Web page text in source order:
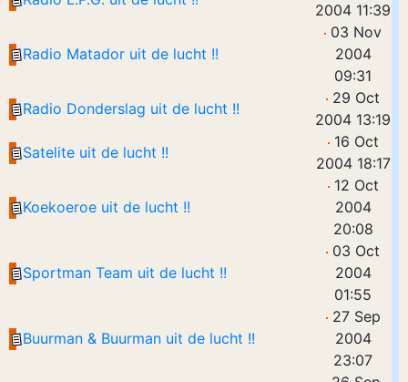
2004 11:39
Radio Matador uit de lucht !!
03 Nov
2004
09:31
Radio Donderslag uit de lucht !!
29 Oct
2004 13:19
Satelite uit de lucht !!
16 Oct
2004 18:17
Koekoeroe uit de lucht !!
12 Oct
2004
20:08
Sportman Team uit de lucht !!
03 Oct
2004
01:55
Buurman & Buurman uit de lucht !!
27 Sep
2004
23:07